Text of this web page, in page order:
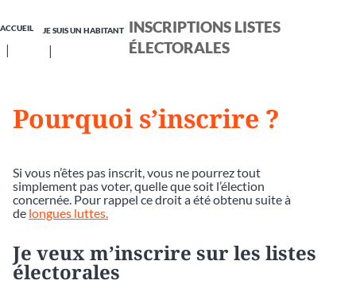
ACCUEIL JE SUIS UN HABITANT
INSCRIPTIONS LISTES
ÉLECTORALES
Pourquoi s’inscrire ?
Si vous n’êtes pas inscrit, vous ne pourrez tout
simplement pas voter, quelle que soit l’élection
concernée. Pour rappel ce droit a été obtenu suite à
de longues luttes.
Je veux m’inscrire sur les listes
électorales